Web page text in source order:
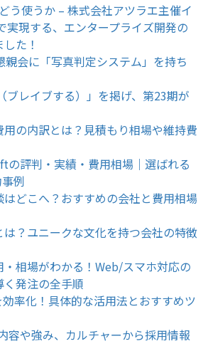
う使うか – 株式会社アツラエ主催イ
現する、エンタープライズ開発の
た！
親会に「写真判定システム」を持ち
ブレイブする）」を掲げ、第23期が
の内訳とは？見積もり相場や維持費
の評判・実績・費用相場｜選ばれる
例
どこへ？おすすめの会社と費用相場
？ユニークな文化を持つ会社の特徴
相場がわかる！Web/スマホ対応の
発注の全手順
率化！具体的な活用法とおすすめツ
容や強み、カルチャーから採用情報